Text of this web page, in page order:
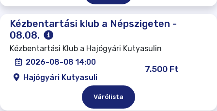
Kézbentartási klub a Népszigeten -
08.08.
Kézbentartási Klub a Hajógyári Kutyasulin
2026-08-08 14:00
Hajógyári Kutyasuli
7.500 Ft
Várólista